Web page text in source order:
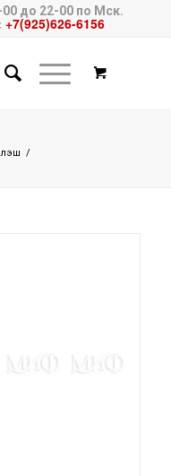
до 22-00 по Мск.
+7(925)626-6156
/